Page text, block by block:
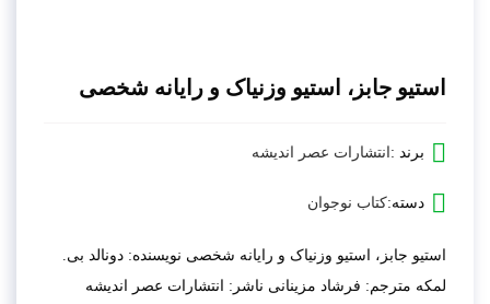
استیو جابز، استیو وزنیاک و رایانه شخصی
برند : انتشارات عصر اندیشه
دسته:کتاب نوجوان
استیو جابز، استیو وزنیاک و رایانه شخصی نویسنده: دونالد بی.
لمکه مترجم: فرشاد مزینانی ناشر: انتشارات عصر اندیشه